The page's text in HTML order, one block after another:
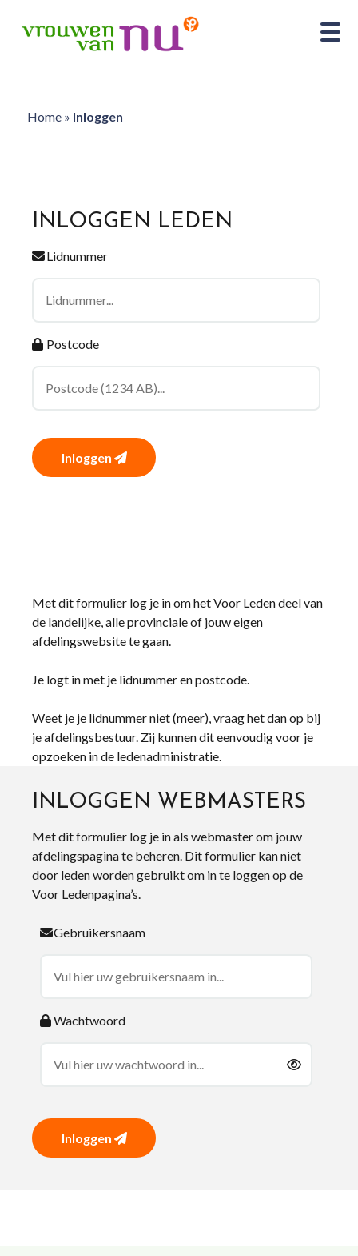
Home» Inloggen
INLOGGEN LEDEN
Lidnummer
Postcode
Inloggen
Met dit formulier log je in om het Voor Leden deel van
de landelijke, alle provinciale of jouw eigen
afdelingswebsite te gaan.
Je logt in met je lidnummer en postcode.
Weet je je lidnummer niet (meer), vraag het dan op bij
je afdelingsbestuur. Zij kunnen dit eenvoudig voor je
opzoeken in de ledenadministratie.
INLOGGEN WEBMASTERS
Met dit formulier log je in als webmaster om jouw
afdelingspagina te beheren. Dit formulier kan niet
door leden worden gebruikt om in te loggen op de
Voor Ledenpagina’s.
Gebruikersnaam
Wachtwoord
Inloggen